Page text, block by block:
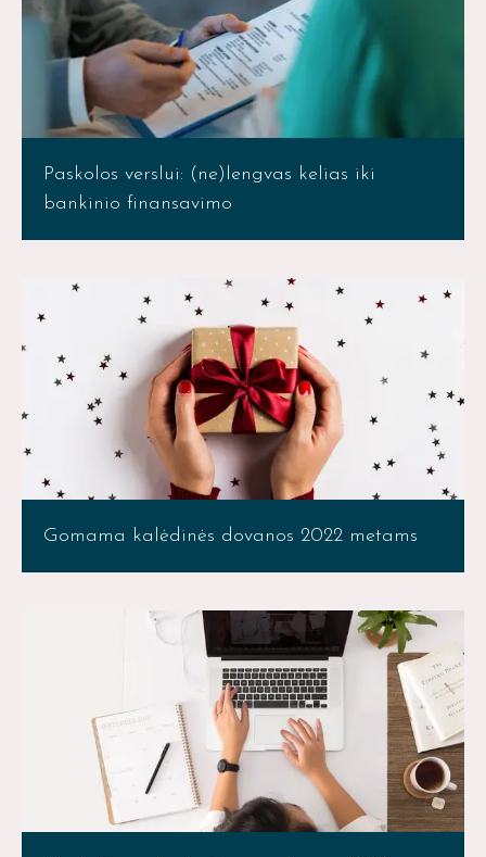
Paskolos verslui: (ne)lengvas kelias iki
bankinio finansavimo
Gomama kalėdinės dovanos 2022 metams